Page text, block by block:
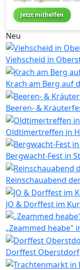
Jetzt mithelfen
Neu
Viehscheid in
Krach am Berg auf
Beeren- &
Oldtimertreffen in
Bergwacht-Fest in
Reinschauabend
JO & Dorffest im
„Zeammed heabe"
Dorffest Oberstdorf